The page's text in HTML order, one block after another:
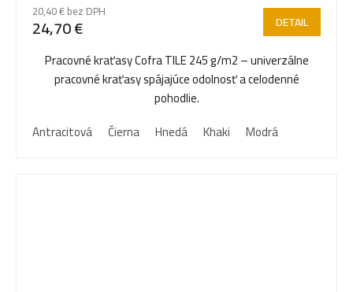
20,40 € bez DPH
24,70 € DETAIL
Pracovné kraťasy Cofra TILE 245 g/m2 – univerzálne
pracovné kraťasy spájajúce odolnosť a celodenné
pohodlie.
Antracitová
Čierna Hnedá Khaki Modrá